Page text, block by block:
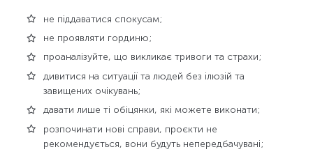
не піддаватися спокусам;
не проявляти гординю;
проаналізуйте, що викликає тривоги та страхи;
дивитися на ситуації та людей без ілюзій та
завищених очікувань;
давати лише ті обіцянки, які можете виконати;
розпочинати нові справи, проєкти не
рекомендується, вони будуть непередбачувані;